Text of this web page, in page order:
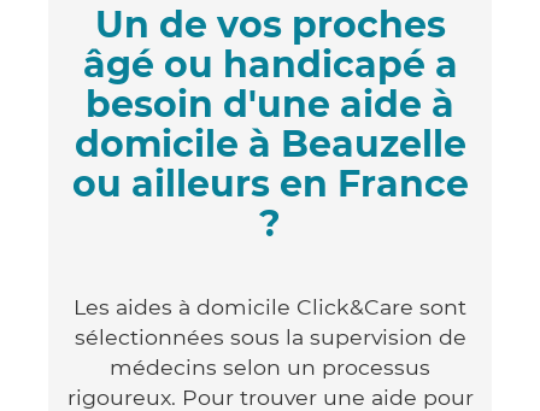
Un de vos proches
âgé ou handicapé a
besoin d'une aide à
domicile à Beauzelle
ou ailleurs en France
?
Les aides à domicile Click&Care sont
sélectionnées sous la supervision de
médecins selon un processus
rigoureux. Pour trouver une aide pour